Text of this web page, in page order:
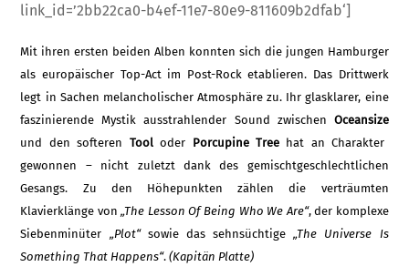
link_id=’2bb22ca0-b4ef-11e7-80e9-811609b2dfab‘]
Mit ihren ersten beiden Alben konnten sich die jungen Hamburger
als europäischer Top-Act im Post-Rock etablieren. Das Drittwerk
legt in Sachen melancholischer Atmosphäre zu. Ihr glasklarer, eine
faszinierende Mystik ausstrahlender Sound zwischen Oceansize
und den softeren Tooloder Porcupine Treehat an Charakter
gewonnen – nicht zuletzt da­nk des gemischtgeschlechtlichen
Gesangs. Zu den Höhepunkten zählen die verträumten
Klavierklänge von„The Lesson Of Being Who We Are“, der komplexe
Siebenminüter „Plot“sowie das sehnsüchtige„The Univer­se Is
Something That Happens“.(Kapitän Platte)